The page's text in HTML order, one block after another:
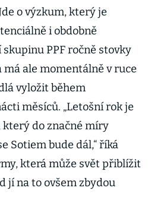
o výzkum, který je
i obdobně
PPF ročně stovky
ale momentálně v ruce
vyložit během
měsíců. „Letošní rok je
do značné míry
Sotiem bude dál,“ říká
která může svět přiblížit
jí na to ovšem zbydou